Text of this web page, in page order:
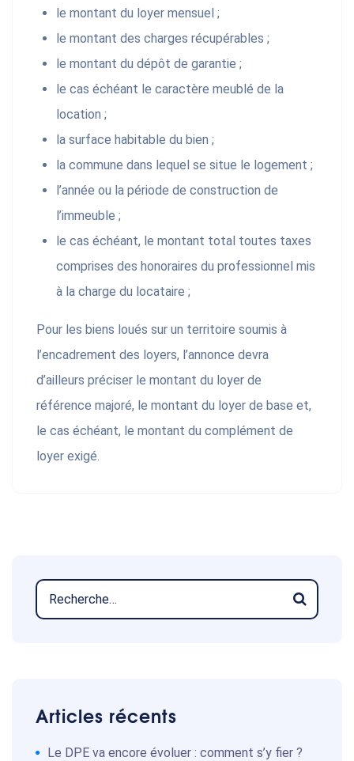
le montant du loyer mensuel ;
le montant des charges récupérables ;
le montant du dépôt de garantie ;
le cas échéant le caractère meublé de la
location ;
la surface habitable du bien ;
la commune dans lequel se situe le logement ;
l’année ou la période de construction de
l’immeuble ;
le cas échéant, le montant total toutes taxes
comprises des honoraires du professionnel mis
à la charge du locataire ;
Pour les biens loués sur un territoire soumis à
l’encadrement des loyers, l’annonce devra
d’ailleurs préciser le montant du loyer de
référence majoré, le montant du loyer de base et,
le cas échéant, le montant du complément de
loyer exigé.
Articles récents
Le DPE va encore évoluer : comment s’y fier ?